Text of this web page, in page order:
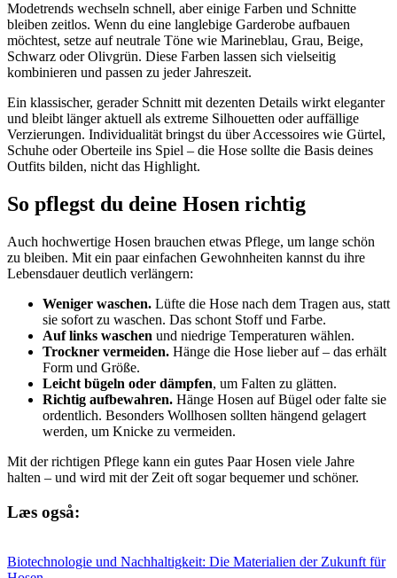
Modetrends wechseln schnell, aber einige Farben und Schnitte
bleiben zeitlos. Wenn du eine langlebige Garderobe aufbauen
möchtest, setze auf neutrale Töne wie Marineblau, Grau, Beige,
Schwarz oder Olivgrün. Diese Farben lassen sich vielseitig
kombinieren und passen zu jeder Jahreszeit.
Ein klassischer, gerader Schnitt mit dezenten Details wirkt eleganter
und bleibt länger aktuell als extreme Silhouetten oder auffällige
Verzierungen. Individualität bringst du über Accessoires wie Gürtel,
Schuhe oder Oberteile ins Spiel – die Hose sollte die Basis deines
Outfits bilden, nicht das Highlight.
So pflegst du deine Hosen richtig
Auch hochwertige Hosen brauchen etwas Pflege, um lange schön
zu bleiben. Mit ein paar einfachen Gewohnheiten kannst du ihre
Lebensdauer deutlich verlängern:
Weniger waschen. Lüfte die Hose nach dem Tragen aus, statt
sie sofort zu waschen. Das schont Stoff und Farbe.
Auf links waschen und niedrige Temperaturen wählen.
Trockner vermeiden. Hänge die Hose lieber auf – das erhält
Form und Größe.
Leicht bügeln oder dämpfen, um Falten zu glätten.
Richtig aufbewahren. Hänge Hosen auf Bügel oder falte sie
ordentlich. Besonders Wollhosen sollten hängend gelagert
werden, um Knicke zu vermeiden.
Mit der richtigen Pflege kann ein gutes Paar Hosen viele Jahre
halten – und wird mit der Zeit oft sogar bequemer und schöner.
Læs også:
Biotechnologie und Nachhaltigkeit: Die Materialien der Zukunft für